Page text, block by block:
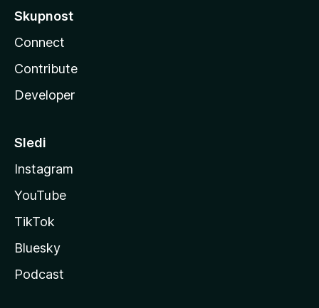
Skupnost
Connect
Contribute
Developer
Sledi
Instagram
YouTube
TikTok
Bluesky
Podcast